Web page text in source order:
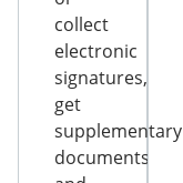
collect
electronic
signatures,
get
supplementary
documents